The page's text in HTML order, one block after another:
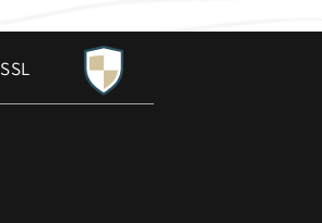
אבטחת מידע SSL